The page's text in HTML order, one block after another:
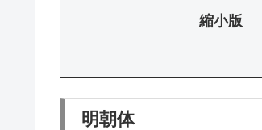
縮小版
明朝体